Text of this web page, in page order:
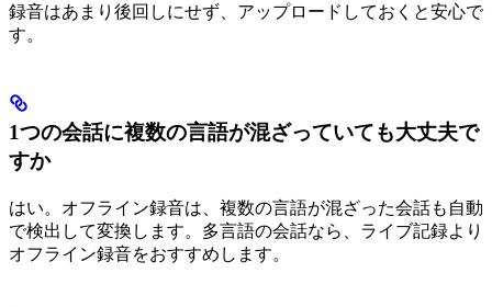
録音はあまり後回しにせず、アップロードしておくと安心で
す。
1つの会話に複数の言語が混ざっていても大丈夫で
すか
はい。オフライン録音は、複数の言語が混ざった会話も自動
で検出して変換します。多言語の会話なら、ライブ記録より
オフライン録音をおすすめします。